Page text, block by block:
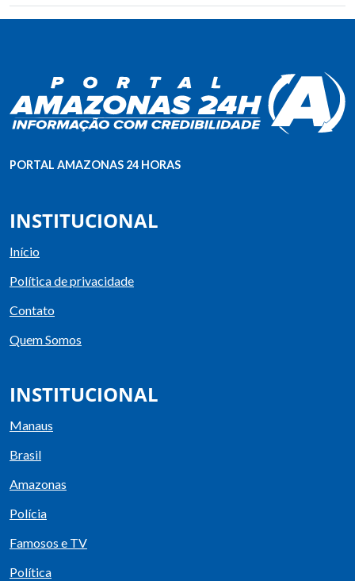
PORTAL AMAZONAS 24 HORAS
INSTITUCIONAL
Início
Política de privacidade
Contato
Quem Somos
INSTITUCIONAL
Manaus
Brasil
Amazonas
Polícia
Famosos e TV
Política